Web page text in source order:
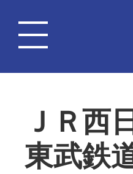
ＪＲ西
東武鉄